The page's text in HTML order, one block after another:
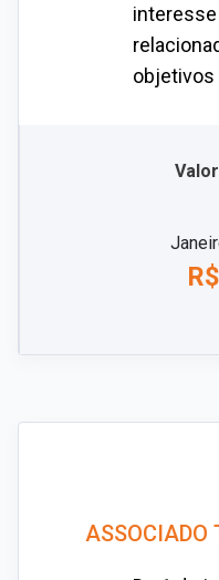
objetivos
ASSOCIADO